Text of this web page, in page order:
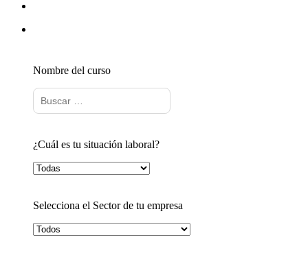
Nombre del curso
¿Cuál es tu situación laboral?
Selecciona el Sector de tu empresa